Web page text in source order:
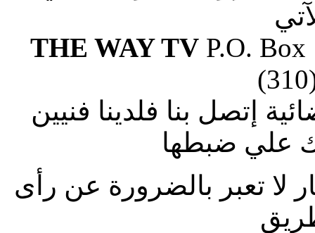
THE WAY TVP.O. Box
إتصل بنا فلدينا فنيين
علي ضبطها
لا تعبر بالضرورة عن رأى